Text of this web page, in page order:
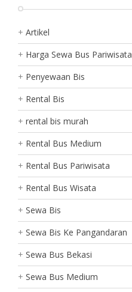
Artikel
Harga Sewa Bus Pariwisata
Penyewaan Bis
Rental Bis
rental bis murah
Rental Bus Medium
Rental Bus Pariwisata
Rental Bus Wisata
Sewa Bis
Sewa Bis Ke Pangandaran
Sewa Bus Bekasi
Sewa Bus Medium